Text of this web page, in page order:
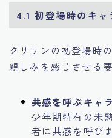
4.1 初登場時のキャ
クリリンの初登場時
親しみを感じさせる
共感を呼ぶキャ
少年期特有の未
者に共感を呼びま